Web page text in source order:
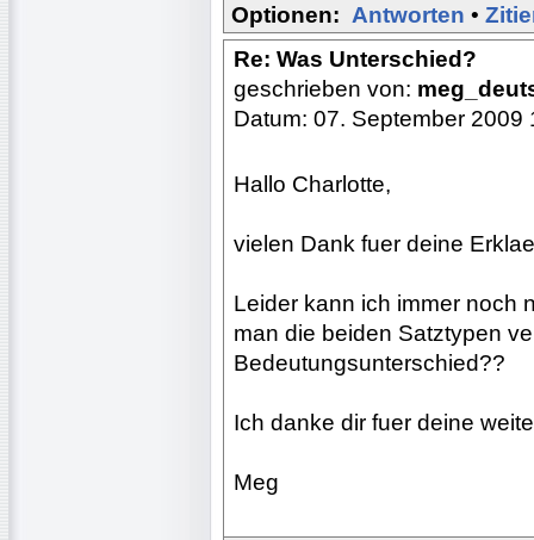
Optionen: Antworten •
Re: Was Unterschied?
geschrieben von:
Datum: 07. September 2009
Hallo Charlotte,
vielen Dank fuer deine
Leider kann ich immer noch
man die beiden Satztypen
Bedeutungsunterschied??
Ich danke dir fuer deine
Meg